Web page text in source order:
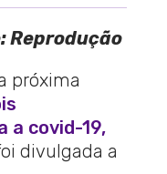
Reprodução
próxima
a covid-19,
divulgada a